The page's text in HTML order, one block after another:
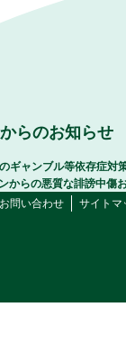
らのお知らせ
ギャンブル等依存症対
からの悪質な誹謗中傷
問い合わせ
サイトマ